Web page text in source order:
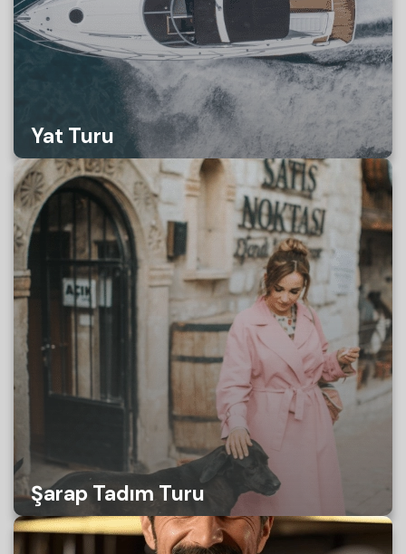
Yat Turu
Şarap Tadım Turu
ŞİRKET PROFİLİ
HİZMETLERİMİZ